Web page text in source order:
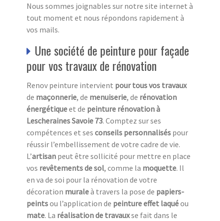
Nous sommes joignables sur notre site internet à
tout moment et nous répondons rapidement à
vos mails.
Une société de peinture pour façade
pour vos travaux de rénovation
Renov peinture intervient pour tous vos travaux
de maçonnerie, de menuiserie, de rénovation
énergétiqueet de peinture rénovation à
Lescheraines Savoie 73. Comptez sur ses
compétences et ses conseils personnalisés pour
réussir l’embellissement de votre cadre de vie.
L’artisan peut être sollicité pour mettre en place
vos revêtements de sol, comme la moquette. Il
en va de soi pour la rénovation de votre
décoration muraleà travers la pose de papiers-
peintsou l’application de peinture effet laquéou
mate. La réalisation de travauxse fait dans le